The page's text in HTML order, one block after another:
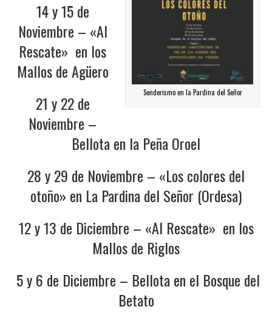
Senderismo en la Pardina del Señor
14 y 15 de
Noviembre – «Al
Rescate» en los
Mallos de Agüero
21 y 22 de
Noviembre –
Bellota en la Peña Oroel
28 y 29 de Noviembre – «Los colores del
otoño» en La Pardina del Señor (Ordesa)
12 y 13 de Diciembre – «Al Rescate» en los
Mallos de Riglos
5 y 6 de Diciembre – Bellota en el Bosque del
Betato